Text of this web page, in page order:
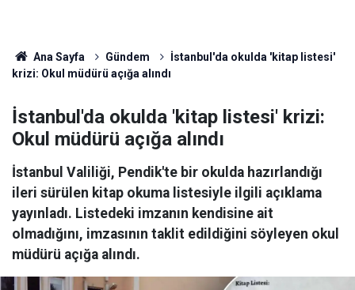
Ana Sayfa Gündem
İstanbul'da okulda 'kitap listesi'
krizi: Okul müdürü açığa alındı
İstanbul'da okulda 'kitap listesi' krizi:
Okul müdürü açığa alındı
İstanbul Valiliği, Pendik'te bir okulda hazırlandığı
ileri sürülen kitap okuma listesiyle ilgili açıklama
yayınladı. Listedeki imzanın kendisine ait
olmadığını, imzasının taklit edildiğini söyleyen okul
müdürü açığa alındı.